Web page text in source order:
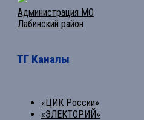
Администрация МО
Лабинский район
ТГ Каналы
«ЦИК России»
«ЭЛЕКТОРИЙ»